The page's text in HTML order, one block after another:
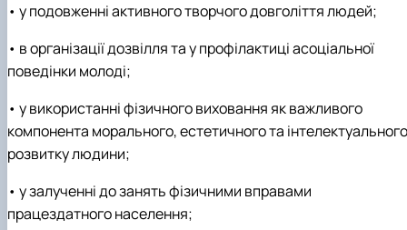
• у подовженні активного творчого довголіття людей;
• в організації дозвілля та у профілактиці асоціальної
поведінки молоді;
• у використанні фізичного виховання як важливого
компонента морального, естетичного та інтелектуального
розвитку людини;
• у залученні до занять фізичними вправами
працездатного населення;